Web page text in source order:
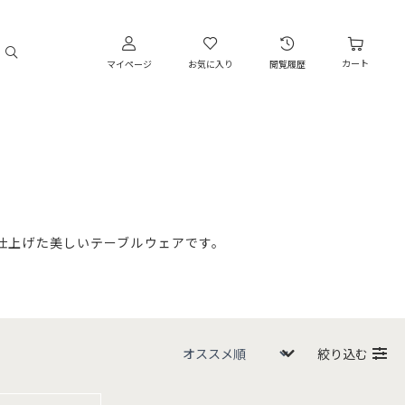
マイページ お気に入り 閲覧履歴 カート
げた美しいテーブルウェアです。
絞り込む